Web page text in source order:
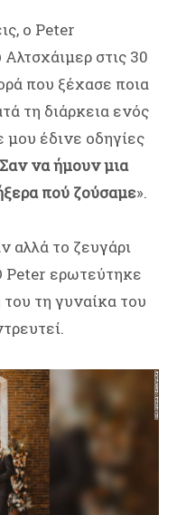
ο Peter
στις 30
που ξέχασε ποια
τη διάρκεια ενός
μου έδινε οδηγίες
Σαν να ήμουν μια
πού ζούσαμε».
αλλά το ζευγάρι
Peter ερωτεύτηκε
τη γυναίκα του